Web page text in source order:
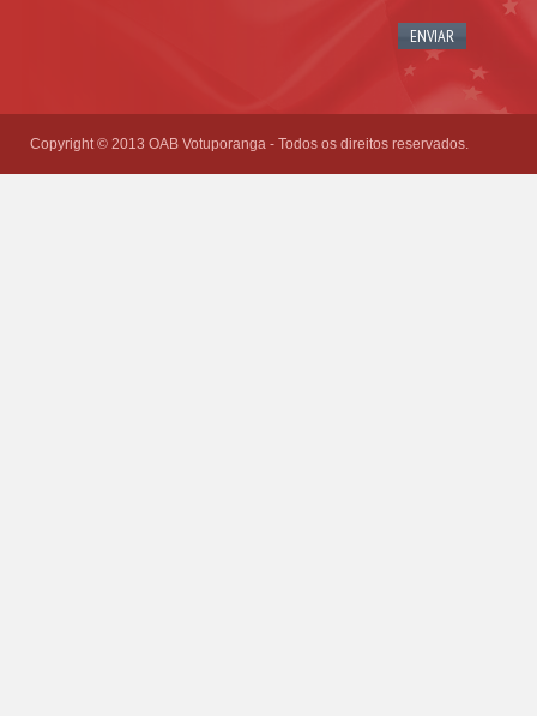
Copyright © 2013 OAB Votuporanga - Todos os direitos reservados.